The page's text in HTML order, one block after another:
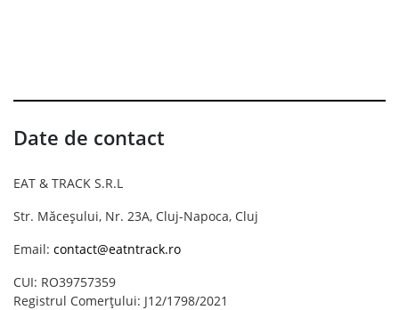
Date de contact
EAT & TRACK S.R.L
Str. Măceșului, Nr. 23A, Cluj-Napoca, Cluj
Email: contact@eatntrack.ro
CUI: RO39757359
Registrul Comerțului: J12/1798/2021